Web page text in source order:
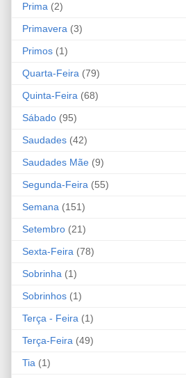
Prima (2)
Primavera (3)
Primos (1)
Quarta-Feira (79)
Quinta-Feira (68)
Sábado (95)
Saudades (42)
Saudades Mãe (9)
Segunda-Feira (55)
Semana (151)
Setembro (21)
Sexta-Feira (78)
Sobrinha (1)
Sobrinhos (1)
Terça - Feira (1)
Terça-Feira (49)
Tia (1)